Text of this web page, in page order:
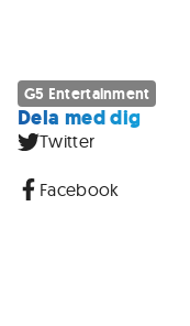
G5 Entertainment
Dela med dig
Twitter
Facebook